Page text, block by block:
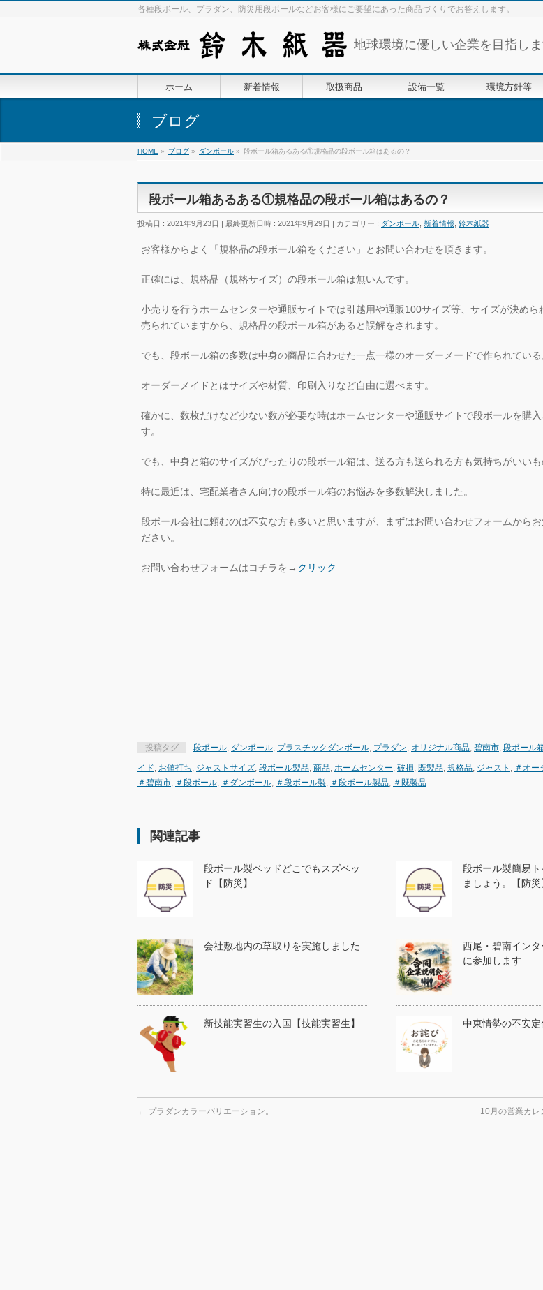
各種段ボール、プラダン、防災用段ボールなどお客様にご要望にあった商品づくりでお答えします。
地球環境に優しい企業を目指しま
ホーム 新着情報 取扱商品 設備一覧 環境方針等
ブログ
HOME » ブログ » ダンボール » 段ボール箱あるある①規格品の段ボール箱はあるの？
段ボール箱あるある①規格品の段ボール箱はあるの？
投稿日 : 2021年9月23日 最終更新日時 : 2021年9月29日 カテゴリー : ダンボール 新着情報 鈴木紙器
お客様からよく「規格品の段ボール箱をください」とお問い合わせを頂きます。
正確には、規格品（規格サイズ）の段ボール箱は無いんです。
小売りを行うホームセンターや通販サイトでは引越用や通販100サイズ等、サイズが決めら
売られていますから、規格品の段ボール箱があると誤解をされます。
でも、段ボール箱の多数は中身の商品に合わせた一点一様のオーダーメードで作られている
オーダーメイドとはサイズや材質、印刷入りなど自由に選べます。
確かに、数枚だけなど少ない数が必要な時はホームセンターや通販サイトで段ボールを購
す。
でも、中身と箱のサイズがぴったりの段ボール箱は、送る方も送られる方も気持ちがいいも
特に最近は、宅配業者さん向けの段ボール箱のお悩みを多数解決しました。
段ボール会社に頼むのは不安な方も多いと思いますが、まずはお問い合わせフォームからお
ださい。
お問い合わせフォームはコチラを→ クリック
投稿タグ 段ボール, ダンボール, プラスチックダンボール, プラダン, オリジナル商品, 碧南市, 段ボール
イド, お値打ち, ジャストサイズ, 段ボール製品, 商品, ホームセンター, 破損, 既製品, 規格品, ジャスト , ＃オー
＃碧南市, ＃段ボール, ＃ダンボール, ＃段ボール製, ＃段ボール製品, ＃既製品
関連記事
段ボール製ベッドどこでもスズベッ
ド【防災】
段ボール製簡易ト
ましょう。【防災
会社敷地内の草取りを実施しました
西尾・碧南イン
に参加します
新技能実習生の入国【技能実習生】 中東情勢の不安
← プラダンカラーバリエーション。 10月の営業カレ